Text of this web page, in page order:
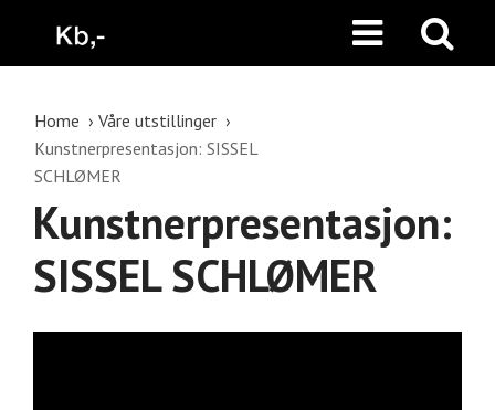
Home
Våre utstillinger
Kunstnerpresentasjon: SISSEL
SCHLØMER
Kunstnerpresentasjon:
SISSEL SCHLØMER